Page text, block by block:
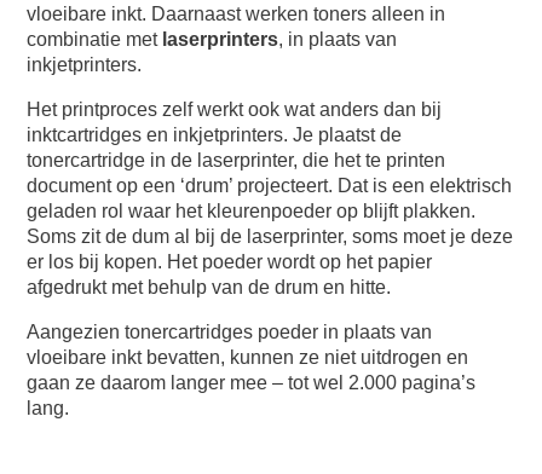
vloeibare inkt. Daarnaast werken toners alleen in
combinatie met laserprinters, in plaats van
inkjetprinters.
Het printproces zelf werkt ook wat anders dan bij
inktcartridges en inkjetprinters. Je plaatst de
tonercartridge in de laserprinter, die het te printen
document op een ‘drum’ projecteert. Dat is een elektrisch
geladen rol waar het kleurenpoeder op blijft plakken.
Soms zit de dum al bij de laserprinter, soms moet je deze
er los bij kopen. Het poeder wordt op het papier
afgedrukt met behulp van de drum en hitte.
Aangezien tonercartridges poeder in plaats van
vloeibare inkt bevatten, kunnen ze niet uitdrogen en
gaan ze daarom langer mee – tot wel 2.000 pagina’s
lang.